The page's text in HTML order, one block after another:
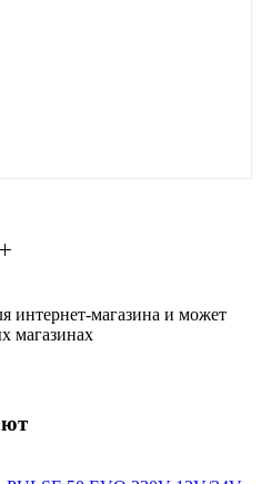
интернет-магазина и может
магазинах